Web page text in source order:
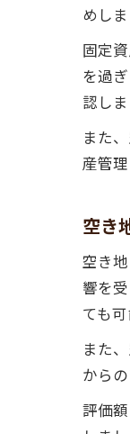
めしま
固定
を過
認しま
また
産管理
空き
空き
響を
ても可
また
から
評価